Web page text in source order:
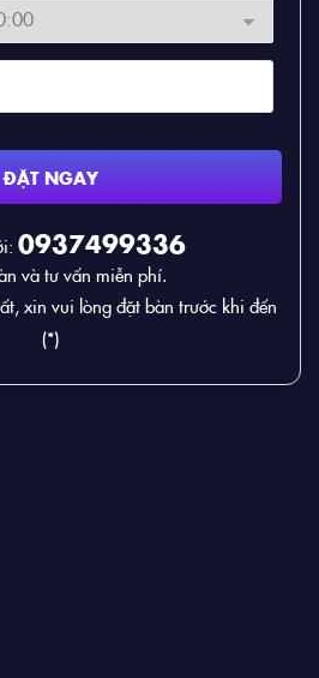
ĐẶT NGAY
0937499336
và tư vấn miễn phí.
xin vui lòng đặt bàn trước khi đến
(*)